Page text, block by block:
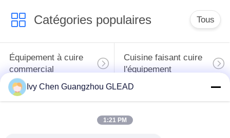
Catégories populaires Tous
Équipement à cuire
commercial
Cuisine faisant cuire
l'équipement
Machines de
denrées alimentaires
Ivy Chen Guangzhou GLEAD
1:21 PM